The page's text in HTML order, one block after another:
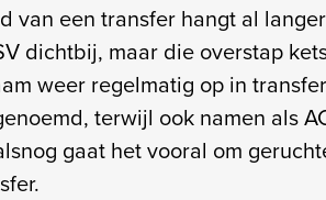
van een transfer hangt al
dichtbij, maar die overstap
weer regelmatig op in
terwijl ook namen als
gaat het vooral om